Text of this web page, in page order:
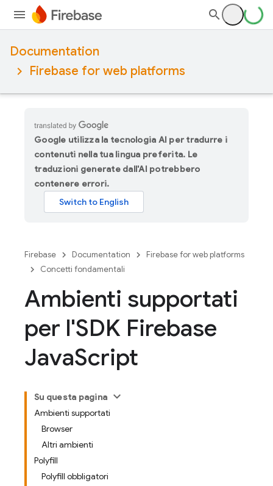
Documentation
Firebase for web platforms
Google utilizza la tecnologia AI per tradurre i
contenuti nella tua lingua preferita. Le
traduzioni generate dall'AI potrebbero
contenere errori.
Firebase Documentation
Firebase for web platforms
Concetti fondamentali
Ambienti supportati
per l'SDK Firebase
JavaScript
Su questa pagina
Ambienti supportati
Browser
Altri ambienti
Polyfill
Polyfill obbligatori